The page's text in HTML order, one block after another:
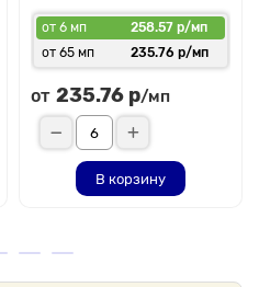
от 6 мп
258.57 р/мп
от 65 мп
235.76 р/мп
от 235.76 р/мп
В корзину